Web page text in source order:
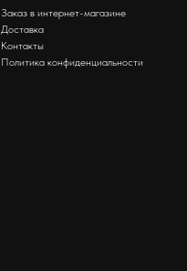
Заказ в интернет-магазине
Доставка
Контакты
Политика конфиденциальности